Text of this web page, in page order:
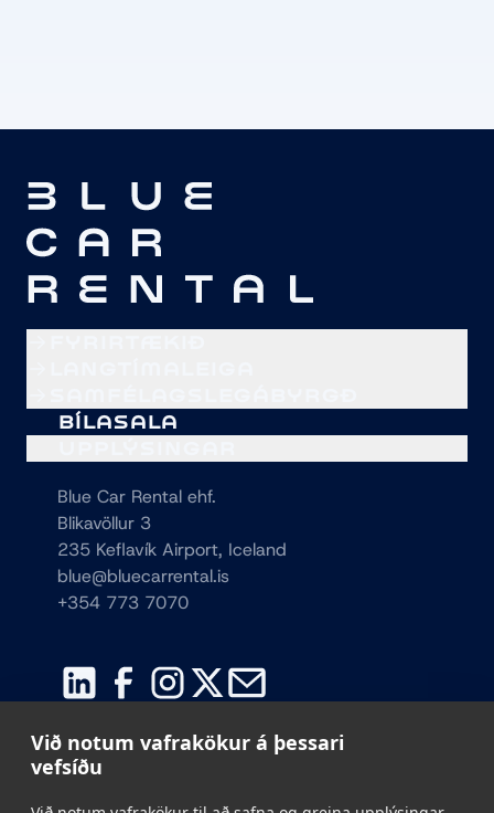
BÍLASALA
Blue Car Rental ehf.
Blikavöllur 3
235 Keflavík Airport, Iceland
blue@bluecarrental.is
+354 773 7070
Við notum vafrakökur á þessari
vefsíðu